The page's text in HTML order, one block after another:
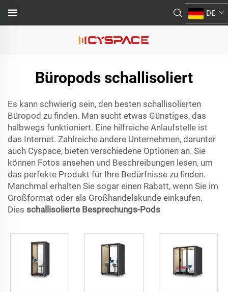
DE
Büropods schallisoliert
Es kann schwierig sein, den besten schallisolierten
Büropod zu finden. Man sucht etwas Günstiges, das
halbwegs funktioniert. Eine hilfreiche Anlaufstelle ist
das Internet. Zahlreiche andere Unternehmen, darunter
auch Cyspace, bieten verschiedene Optionen an. Sie
können Fotos ansehen und Beschreibungen lesen, um
das perfekte Produkt für Ihre Bedürfnisse zu finden.
Manchmal erhalten Sie sogar einen Rabatt, wenn Sie im
Großformat oder als Großhandelskunde einkaufen.
Dies schallisolierte Besprechungs-Pods